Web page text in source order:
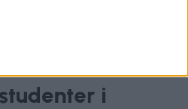
i